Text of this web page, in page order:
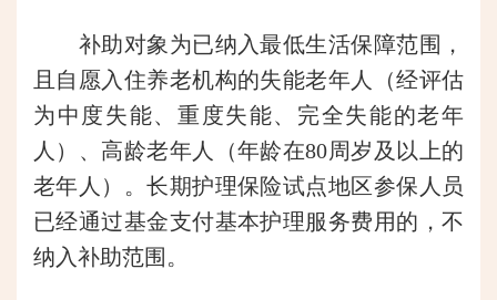
补助对象为已纳入最低生活保障范围，
且自愿入住养老机构的失能老年人（经评估
为中度失能、重度失能、完全失能的老年
人）、高龄老年人（年龄在80周岁及以上的
老年人）。长期护理保险试点地区参保人员
已经通过基金支付基本护理服务费用的，不
纳入补助范围。